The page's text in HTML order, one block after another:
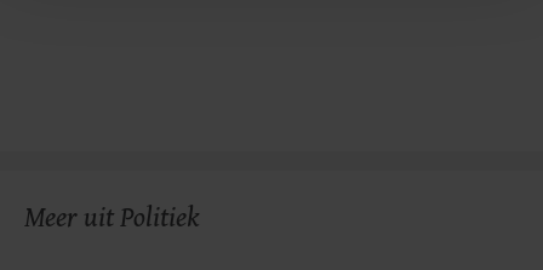
Meer uit Politiek